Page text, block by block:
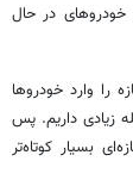
خودروهای در حال
را وارد خودروها
زیادی داریم. پس
بسیار کوتاه‌تر